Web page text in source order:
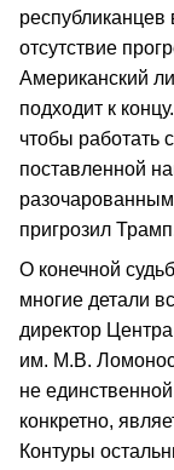
отсутствие
Американский
подходит к
чтобы работать
поставленной
пригрозил
О конечной
многие детали
директор
им. М.В.
не
конкретно,
Контуры